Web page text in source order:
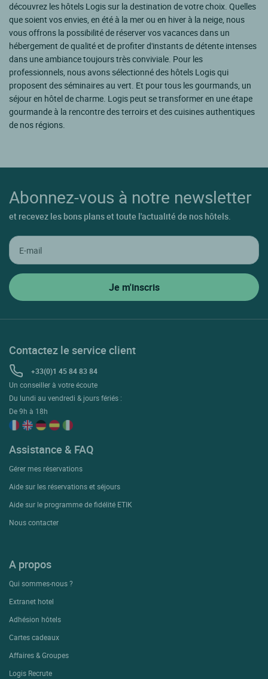
découvrez les hôtels Logis sur la destination de votre choix. Quelles
que soient vos envies, en été à la mer ou en hiver à la neige, nous
vous offrons la possibilité de réserver vos vacances dans un
hébergement de qualité et de profiter d'instants de détente intenses
dans une ambiance toujours très conviviale. Pour les
professionnels, nous avons sélectionné des hôtels Logis qui
proposent des séminaires au vert. Et pour tous les gourmands, un
séjour en hôtel de charme. Logis peut se transformer en une étape
gourmande à la rencontre des terroirs et des cuisines authentiques
de nos régions.
Abonnez-vous à notre newsletter
et recevez les bons plans et toute l'actualité de nos hôtels.
Contactez le service client
+33(0)1 45 84 83 84
Un conseiller à votre écoute
Du lundi au vendredi & jours fériés :
De 9h à 18h
Assistance & FAQ
Gérer mes réservations
Aide sur les réservations et séjours
Aide sur le programme de fidélité ETIK
Nous contacter
A propos
Qui sommes-nous ?
Extranet hotel
Adhésion hôtels
Cartes cadeaux
Affaires & Groupes
Logis Recrute